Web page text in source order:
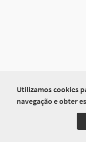
Utilizamos cookies
navegação e obter